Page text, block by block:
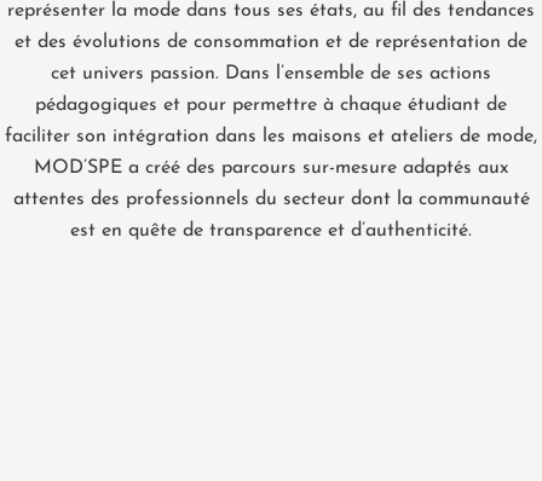
représenter la mode dans tous ses états, au fil des tendances
et des évolutions de consommation et de représentation de
cet univers passion. Dans l’ensemble de ses actions
pédagogiques et pour permettre à chaque étudiant de
faciliter son intégration dans les maisons et ateliers de mode,
MOD’SPE a créé des parcours sur-mesure adaptés aux
attentes des professionnels du secteur dont la communauté
est en quête de transparence et d’authenticité.